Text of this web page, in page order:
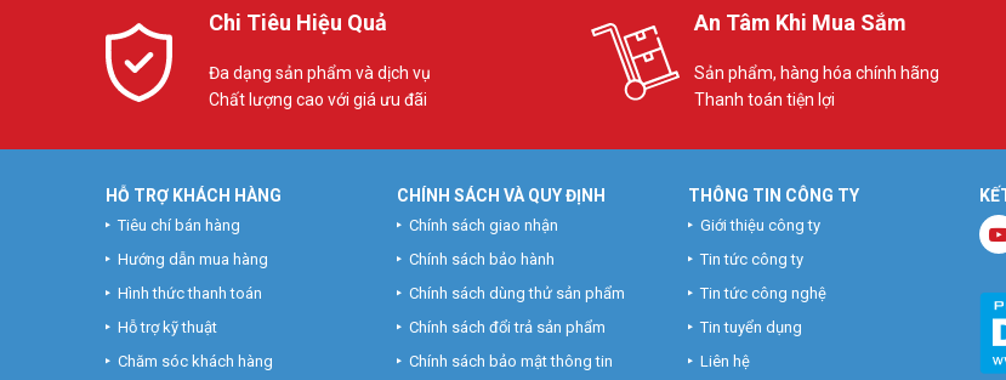
Chi Tiêu Hiệu Quả
Đa dạng sản phẩm và dịch vụ
Chất lượng cao với giá ưu đãi
An Tâm Khi Mua Sắm
Sản phẩm, hàng hóa chính hãng
Thanh toán tiện lợi
HỖ TRỢ KHÁCH HÀNG
Tiêu chí bán hàng
Hướng dẫn mua hàng
Hình thức thanh toán
Hỗ trợ kỹ thuật
Chăm sóc khách hàng
CHÍNH SÁCH VÀ QUY ĐỊNH
Chính sách giao nhận
Chính sách bảo hành
Chính sách dùng thử sản phẩm
Chính sách đổi trả sản phẩm
Chính sách bảo mật thông tin
THÔNG TIN CÔNG TY
Giới thiệu công ty
Tin tức công ty
Tin tức công nghệ
Tin tuyển dụng
Liên hệ